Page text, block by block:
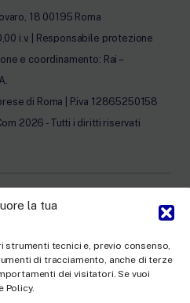
la tua
tecnici e, previo consenso,
di tracciamento, anche di terze
dei visitatori. Se vuoi
Policy.
18 00195 Roma
i.v. | Responsabile protezione
e coordinamento: Rai –
di Roma | P.iva 12865250158
2026 - Tutti i diritti riservati
Cookie